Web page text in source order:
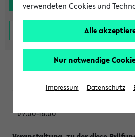
09:00-18:00
verwendeten Cookies und
Alle
Nur notwendige
Impressum Datenschutz